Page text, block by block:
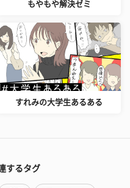
もやもや解決ゼミ
すれみの大学生あるある
するタグ